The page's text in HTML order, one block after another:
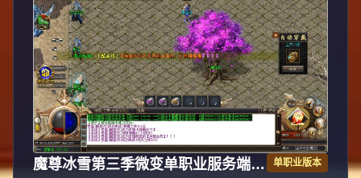
魔尊冰雪第三季微变单职业服务端
单职业版本